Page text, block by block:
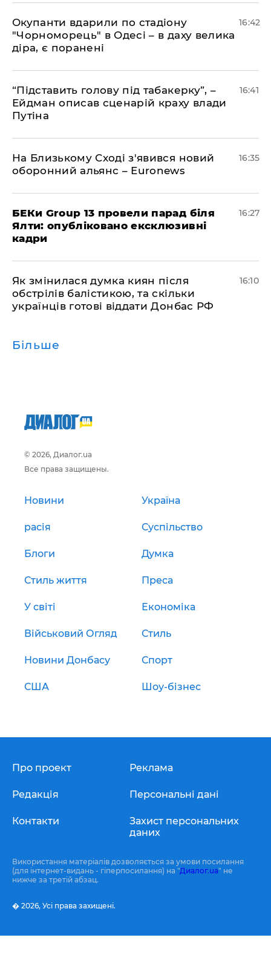
​Окупанти вдарили по стадіону
"Чорноморець" в Одесі – в даху велика
діра, є поранені
16:42
​“Підставить голову під табакерку”, –
Ейдман описав сценарій краху влади
Путіна
16:41
На Близькому Сході з'явився новий
оборонний альянс – Euronews
16:35
БЕКи Group 13 провели парад біля
Ялти: опубліковано ексклюзивні
кадри
16:27
Як змінилася думка киян після
обстрілів балістикою, та скільки
українців готові віддати Донбас РФ
16:10
Більше
© 2026, Диалог.ua
Все права защищены.
Новини Україна
расія Суспільство
Блоги Думка
Стиль життя Преса
У світі Економіка
Військовий Огляд Стиль
Новини Донбасу Спорт
США Шоу-бізнес
Про проект
Редакція
Контакти
Реклама
Персональні дані
Захист персональних
даних
Використання матеріалів дозволяється за умови посилання
(для інтернет-видань - гіперпосилання) на "Диалог.ua" не
нижче за третій абзац.
� 2026, Усі права захищені.